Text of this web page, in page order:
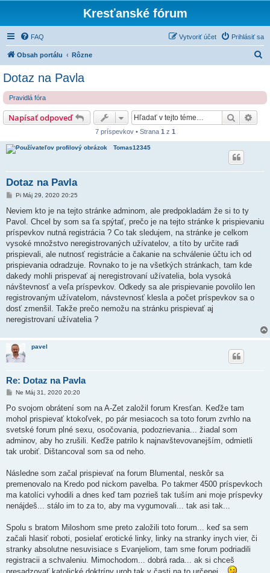
Kresťanské fórum
FAQ Prihlásiť sa
Vytvoriť účet
Obsah portálu Rôzne
Dotaz na Pavla
Pravidlá fóra
Napísať odpoveď Hľadať
7 príspevkov • Strana 1 z 1
Tomas12345
Dotaz na Pavla
P
í
p
e
o
k
Pi Máj 29, 2020 20:25
Neviem kto je na tejto stránke adminom, ale predpokladám že si to ty
Pavol. Chcel by som sa ťa spýtať, prečo je na tejto stránke k prispievaniu
príspevkov nutná registrácia ? Co tak sledujem, na stránke je celkom
vysoké množstvo neregistrovaných užívatelov, a títo by určite radi
prispievali, ale nutnosť registrácie a čakanie na schválenie účtu ich od
prispievania odradzuje. Rovnako to je na všetkých stránkach, tam kde
dakedy mohli prispevať aj neregistrovaní užívatelia, bola vysoká
návštevnosť a veľa príspevkov. Odkedy sa ale prispievanie povolilo len
registrovaným užívatelom, návstevnosť klesla a počet príspevkov sa o
dosť zmenšil. Takže prečo nemožu na stránku prispievať aj
neregistrovaní užívatelia ?
pavel
Re: Dotaz na Pavla
P
í
p
e
o
k
Ne Máj 31, 2020 20:20
Po svojom obrátení som na A-Zet založil forum Kresťan. Keďže tam
mohol prispievať ktokoľvek, po pár mesiacoch sa toto forum zvrhlo na
svetské forum plné sexu, osočovania, podozrievania... žiadal som
adminov, aby ho zrušili. Keďže patrilo k najnavštevovanejším, odmietli
tak urobiť. Dištancoval som sa od neho.
Následne som začal prispievať na forum Blumental, neskôr sa
premenovalo na Kredo pod nickom pavelba. Po takmer 4500 príspevkoch
ma katolíci vyhodili a dnes keď tam pozrieš tak tuším ani moje príspevky
nenájdeš... stálo im to za to, aby ma vygumovali... tak asi tak...
Spolu s bratom Miloshom sme preto založili toto forum... keď sa sem
začali hlasiť roboti, posielať erotické linky, linky na stranky inych vier, či
stranky absolutne nesuvisiace s Evanjeliom, tam sme forum podriadili
registracii a schvaleniu. Mimochodom... dobrá rada... ak si chceš